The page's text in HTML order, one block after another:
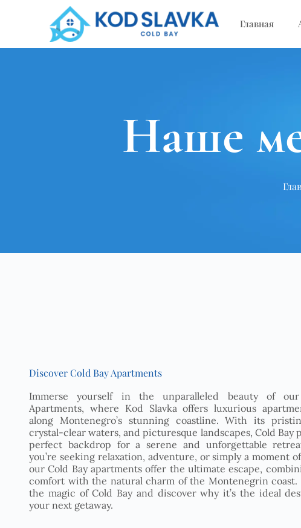
Главная
Наше
Discover Cold Bay Apartments
Immerse yourself in the unparalleled beauty of
Apartments, where Kod Slavka offers luxurious
along Montenegro’s stunning coastline. With its
crystal-clear waters, and picturesque landscapes, Cold Bay
perfect backdrop for a serene and unforgettable
you’re seeking relaxation, adventure, or simply a moment
our Cold Bay apartments offer the ultimate escape,
comfort with the natural charm of the Montenegrin coast.
the magic of Cold Bay and discover why it’s the ideal
your next getaway.